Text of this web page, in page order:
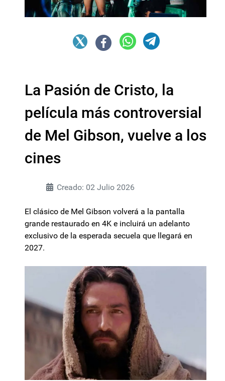
La Pasión de Cristo, la
película más controversial
de Mel Gibson, vuelve a los
cines
Creado: 02 Julio 2026
El clásico de Mel Gibson volverá a la pantalla
grande restaurado en 4K e incluirá un adelanto
exclusivo de la esperada secuela que llegará en
2027.